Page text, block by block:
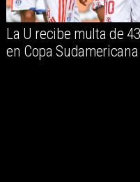
La U recibe multa de
en Copa Sudamericana